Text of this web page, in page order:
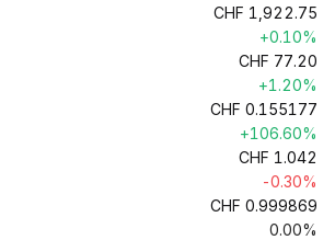
CHF 1,922.75
+0.10%
CHF 77.20
+1.20%
CHF 0.155177
+106.60%
CHF 1.042
-0.30%
CHF 0.999869
0.00%